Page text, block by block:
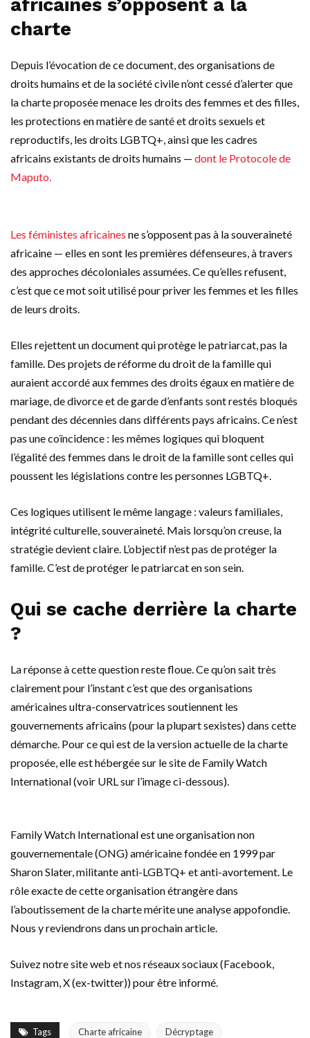
africaines s’opposent à la
charte
Depuis l’évocation de ce document, des organisations de
droits humains et de la société civile n’ont cessé d’alerter que
la charte proposée menace les droits des femmes et des filles,
les protections en matière de santé et droits sexuels et
reproductifs, les droits LGBTQ+, ainsi que les cadres
africains existants de droits humains — dont le Protocole de
Maputo.
Les féministes africaines ne s’opposent pas à la souveraineté
africaine — elles en sont les premières défenseures, à travers
des approches décoloniales assumées. Ce qu’elles refusent,
c’est que ce mot soit utilisé pour priver les femmes et les filles
de leurs droits.
Elles rejettent un document qui protège le patriarcat, pas la
famille. Des projets de réforme du droit de la famille qui
auraient accordé aux femmes des droits égaux en matière de
mariage, de divorce et de garde d’enfants sont restés bloqués
pendant des décennies dans différents pays africains. Ce n’est
pas une coïncidence : les mêmes logiques qui bloquent
l’égalité des femmes dans le droit de la famille sont celles qui
poussent les législations contre les personnes LGBTQ+.
Ces logiques utilisent le même langage : valeurs familiales,
intégrité culturelle, souveraineté. Mais lorsqu’on creuse, la
stratégie devient claire. L’objectif n’est pas de protéger la
famille. C’est de protéger le patriarcat en son sein.
Qui se cache derrière la charte
?
La réponse à cette question reste floue. Ce qu’on sait très
clairement pour l’instant c’est que des organisations
américaines ultra-conservatrices soutiennent les
gouvernements africains (pour la plupart sexistes) dans cette
démarche. Pour ce qui est de la version actuelle de la charte
proposée, elle est hébergée sur le site de Family Watch
International (voir URL sur l’image ci-dessous).
Family Watch International est une organisation non
gouvernementale (ONG) américaine fondée en 1999 par
Sharon Slater, militante anti-LGBTQ+ et anti-avortement. Le
rôle exacte de cette organisation étrangère dans
l’aboutissement de la charte mérite une analyse appofondie.
Nous y reviendrons dans un prochain article.
Suivez notre site web et nos réseaux sociaux (Facebook,
Instagram, X (ex-twitter)) pour être informé.
Tags Charte africaine Décryptage